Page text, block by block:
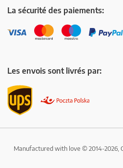
La sécurité des paiements:
Les envois sont livrés par:
Manufactured with love © 2014-2026,